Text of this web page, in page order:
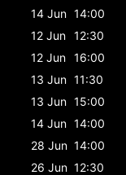
14 Jun 14:00
12 Jun 12:30
12 Jun 16:00
13 Jun 11:30
13 Jun 15:00
14 Jun 14:00
28 Jun 14:00
26 Jun 12:30